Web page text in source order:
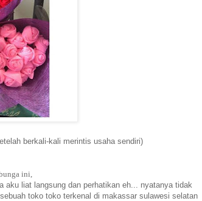
berkali-kali merintis usaha sendiri)
ini,
liat langsung dan perhatikan eh... nyatanya tidak
toko toko terkenal di makassar sulawesi selatan